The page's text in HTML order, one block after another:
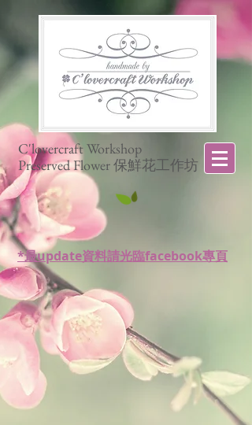
C'lovercraft Workshop
Preserved Flower 保鮮花工作坊
*最update資料請光臨facebook專頁